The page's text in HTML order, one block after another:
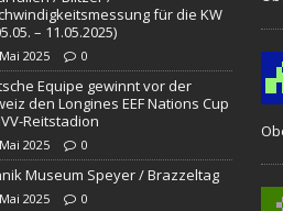
/ Blitzer / Geschwindigkeitsmessung für die
gewinnt vor der Schweiz den Longines
Speyer / Brazzeltag
SPEYER
für die KW
– 11.05.2025)
2025 0
Equipe gewinnt vor der
den Longines EEF Nations Cup
Reitstadion
2025 0
Museum Speyer / Brazzeltag
2025 0